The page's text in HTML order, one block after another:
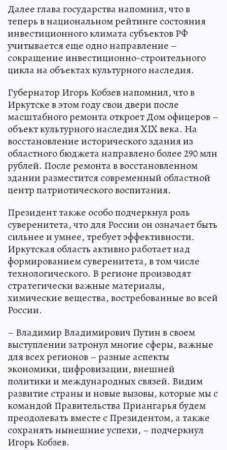
Далее глава государства напомнил, что в
теперь в национальном рейтинге состояния
инвестиционного климата субъектов РФ
учитывается еще одно направление –
сокращение инвестиционно-строительного
цикла на объектах культурного наследия.
Губернатор Игорь Кобзев напомнил, что в
Иркутске в этом году свои двери после
масштабного ремонта откроет Дом офицеров –
объект культурного наследия XIX века. На
восстановление исторического здания из
областного бюджета направлено более 290 млн
рублей. После ремонта в восстановленном
здании разместится современный областной
центр патриотического воспитания.
Президент также особо подчеркнул роль
суверенитета, что для России он означает быть
сильнее и умнее, требует эффективности.
Иркутская область активно работает над
формированием суверенитета, в том числе
технологического. В регионе производят
стратегически важные материалы,
химические вещества, востребованные во всей
России.
– Владимир Владимирович Путин в своем
выступлении затронул многие сферы, важные
для всех регионов – разные аспекты
экономики, цифровизации, внешней
политики и международных связей. Видим
развитие страны и новые вызовы, которые мы с
командой Правительства Приангарья будем
преодолевать вместе с Президентом, а также
сохранять нынешние успехи, – подчеркнул
Игорь Кобзев.